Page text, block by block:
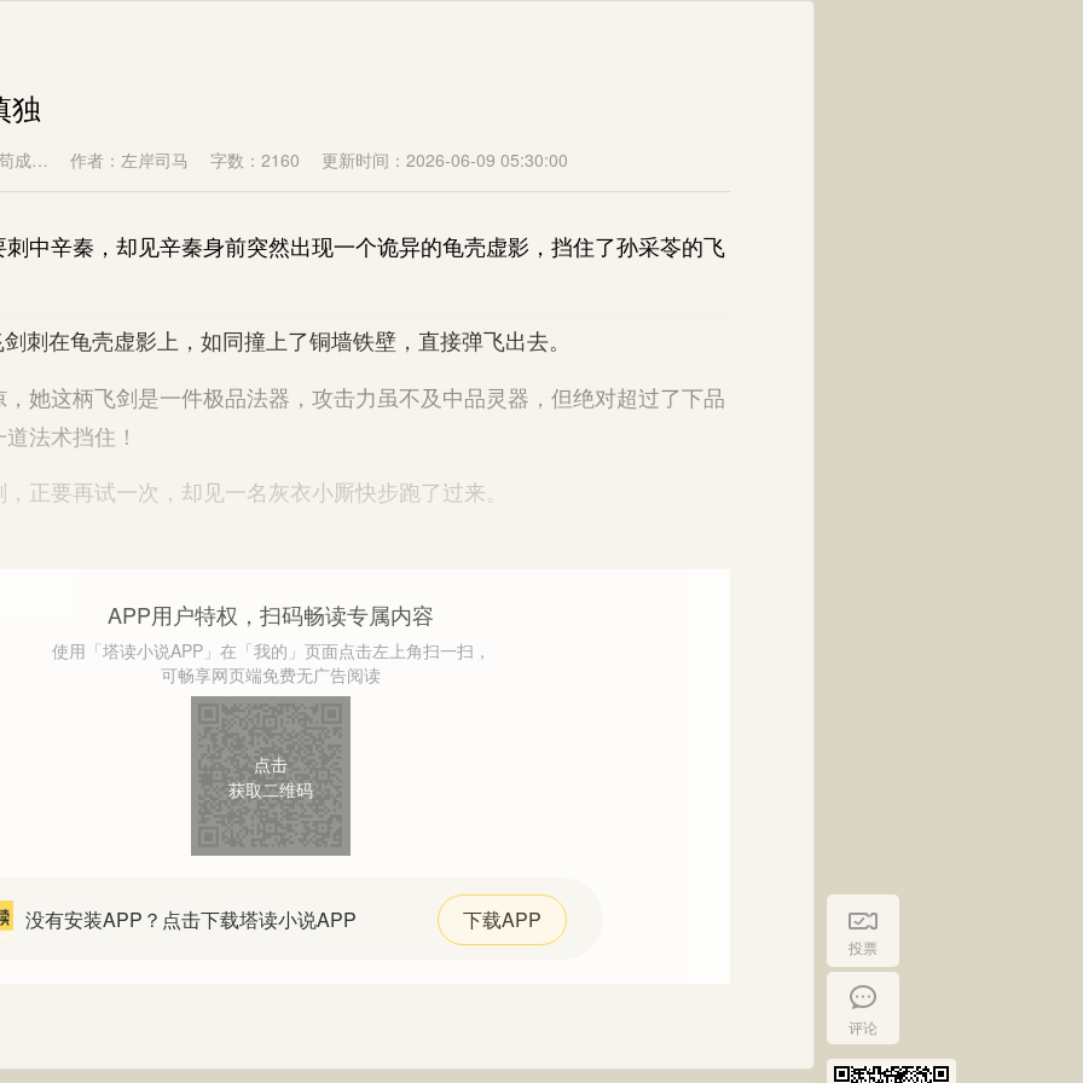
投票
评论
独
成… 作者：左岸司马 字数：2160 更新时间：2026-06-09 05:30:00
辛秦，却见辛秦身前突然出现一个诡异的龟壳虚影，挡住了孙采苓的飞
在龟壳虚影上，如同撞上了铜墙铁壁，直接弹飞出去。
这柄飞剑是一件极品法器，攻击力虽不及中品灵器，但绝对超过了下品
法术挡住！
要再试一次，却见一名灰衣小厮快步跑了过来。
APP用户特权，扫码畅读专属内容
使用「塔读小说APP」在「我的」页面点击左上角扫一扫，
可畅享网页端免费无广告阅读
点击
获取二维码
没有安装APP？点击下载塔读小说APP 下载APP